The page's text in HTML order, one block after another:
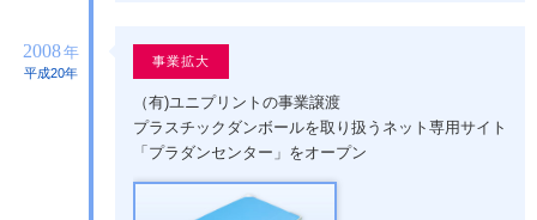
2008年
平成20年
事業拡大
（有)ユニプリントの事業譲渡
プラスチックダンボールを取り扱うネット専用サイト
「プラダンセンター」をオープン